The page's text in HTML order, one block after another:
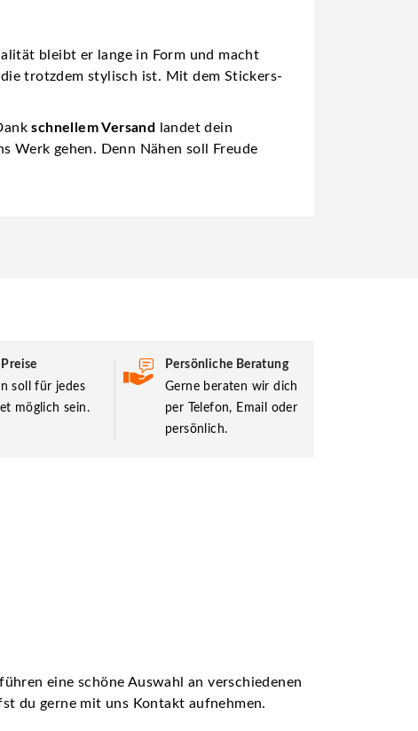
bleibt er lange in Form und macht
trotzdem stylisch ist. Mit dem Stickers-
schnellem Versand
landet dein
Werk gehen. Denn Nähen soll Freude
Preise
soll für jedes
möglich sein.
Persönliche Beratung
Gerne beraten wir dich
per Telefon, Email oder
persönlich.
eine schöne Auswahl an verschiedenen
du gerne mit uns Kontakt aufnehmen.